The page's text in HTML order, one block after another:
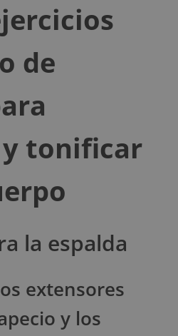
de
tonificar
la espalda
extensores
y los